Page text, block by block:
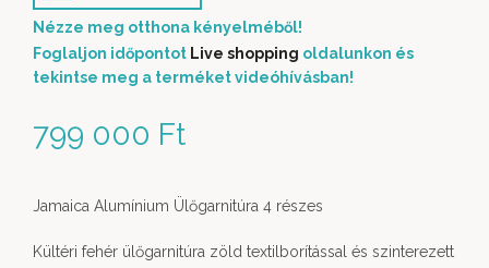
799 000 Ft
Nézze meg otthona kényelméből!
Foglaljon időpontot Live shopping oldalunkon és
tekintse meg a terméket videóhívásban!
Jamaica Alumínium Ülőgarnitúra 4 részes
Kültéri fehér ülőgarnitúra zöld textilborítással és szinterezett